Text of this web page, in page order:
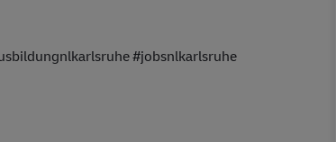
#jobsnlkarlsruhe